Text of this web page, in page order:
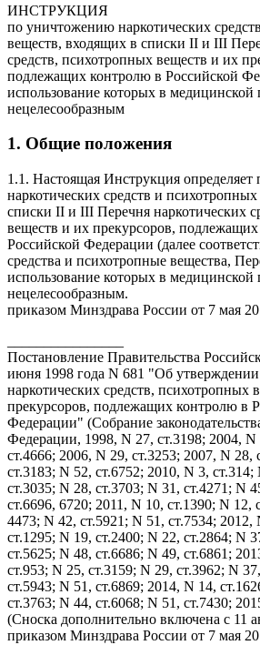
ИНСТРУКЦИЯ
по уничтожению наркотических
веществ, входящих в списки II и III
средств, психотропных веществ и их
подлежащих контролю в Российской
использование которых в медицинской
нецелесообразным
1. Общие положения
1.1. Настоящая Инструкция
наркотических средств и
списки II и III Перечня наркотических
веществ и их прекурсоров,
Российской Федерации (далее
средства и психотропные вещества,
использование которых в медицинской
нецелесообразным.
приказом Минздрава России от 7 мая
Постановление Правительства
июня 1998 года N 681 "Об утверждении
наркотических средств, психотропных
прекурсоров, подлежащих контролю в
Федерации" (Собрание
Федерации, 1998, N 27, ст.3198; 2004, N
ст.4666; 2006, N 29, ст.3253; 2007, N 28,
ст.3183; N 52, ст.6752; 2010, N 3,
ст.3035; N 28, ст.3703; N 31, ст.4271; N
ст.6696, 6720; 2011, N 10, ст.1390; N 12,
4473; N 42, ст.5921; N 51, ст.7534; 2012,
ст.1295; N 19, ст.2400; N 22, ст.2864; N
ст.5625; N 48, ст.6686; N 49, ст.6861;
ст.953; N 25, ст.3159; N 29, ст.3962; N
ст.5943; N 51, ст.6869; 2014, N 14,
ст.3763; N 44, ст.6068; N 51, ст.7430;
(Сноска дополнительно включена с 11
приказом Минздрава России от 7 мая